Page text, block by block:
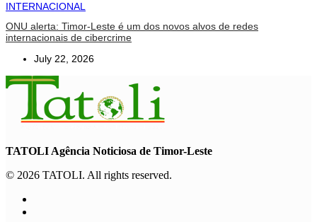
INTERNACIONAL
ONU alerta: Timor-Leste é um dos novos alvos de redes
internacionais de cibercrime
July 22, 2026
TATOLI Agência Noticiosa de Timor-Leste
© 2026 TATOLI. All rights reserved.